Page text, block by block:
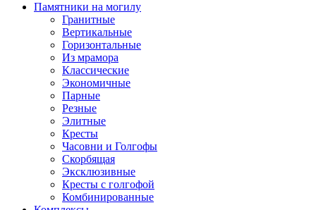
Памятники на могилу
Гранитные
Вертикальные
Горизонтальные
Из мрамора
Классические
Экономичные
Парные
Резные
Элитные
Кресты
Часовни и Голгофы
Скорбящая
Эксклюзивные
Кресты с голгофой
Комбинированные